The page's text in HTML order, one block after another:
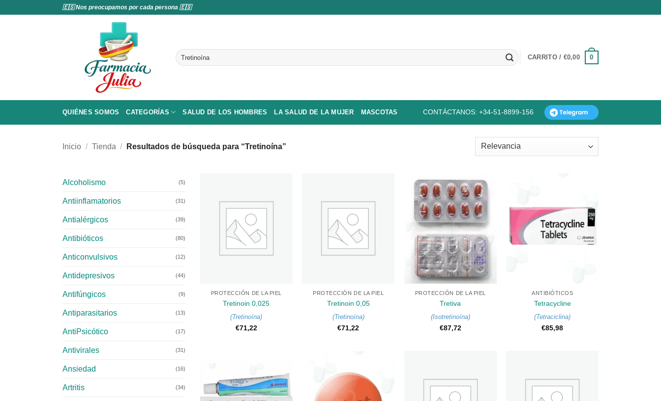
🇪🇸 Nos preocupamos por cada persona 🇪🇸
Buscar
por:
CARRITO / €0,00 0
QUIÉNES SOMOS CATEGORÍAS SALUD DE LOS HOMBRES LA SALUD DE LA MUJER MASCOTAS CONTÁCTANOS: +34-51-8899-156
Inicio / Tienda / Resultados de búsqueda para “Tretinoína”
Alcoholismo (5)
Antiinflamatorios (31)
Antialérgicos (39)
Antibióticos (80)
Anticonvulsivos (12)
Antidepresivos (44)
Antifúngicos (9)
Antiparasitarios (13)
AntiPsicótico (17)
Antivirales (31)
Ansiedad (16)
Artritis (34)
PROTECCIÓN DE LA PIEL
Tretinoin 0,025
(Tretinoína)
€71,22
PROTECCIÓN DE LA PIEL
Tretinoin 0,05
(Tretinoína)
€71,22
+
PROTECCIÓN DE LA PIEL
Tretiva
(Isotretinoína)
€87,72
ANTIBIÓTICOS
Tetracycline
(Tetraciclina)
€85,98